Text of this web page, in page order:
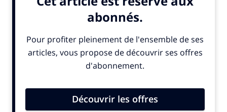
“Passe D”, une opération numérique solidaire diffusée sur les
réseaux sociaux. Les participants sont invités à partager une
Le lancement s’est tenu à l’occasion du match de l’équipe de
France masculine de handball, symbole d’un sport qui se
mobilise pour la solidarité.
© SportBusiness.Club – Novembre 2025